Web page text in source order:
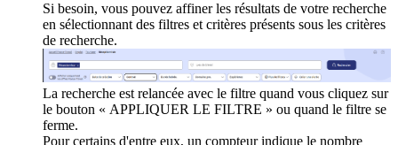
Si besoin, vous pouvez affiner les résultats de votre recherche
en sélectionnant des filtres et critères présents sous les critères
de recherche.
La recherche est relancée avec le filtre quand vous cliquez sur
le bouton « APPLIQUER LE FILTRE » ou quand le filtre se
ferme.
Pour certains d'entre eux, un compteur indique le nombre